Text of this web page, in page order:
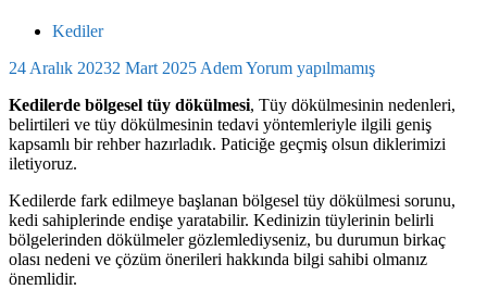
Kediler
24 Aralık 20232 Mart 2025 AdemYorum yapılmamış
Kedilerde bölgesel tüy dökülmesi, Tüy dökülmesinin nedenleri,
belirtileri ve tüy dökülmesinin tedavi yöntemleriyle ilgili geniş
kapsamlı bir rehber hazırladık. Paticiğe geçmiş olsun diklerimizi
iletiyoruz.
Kedilerde fark edilmeye başlanan bölgesel tüy dökülmesi sorunu,
kedi sahiplerinde endişe yaratabilir. Kedinizin tüylerinin belirli
bölgelerinden dökülmeler gözlemlediyseniz, bu durumun birkaç
olası nedeni ve çözüm önerileri hakkında bilgi sahibi olmanız
önemlidir.